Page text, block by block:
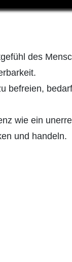
des
befreien,
wie ein
und handeln.